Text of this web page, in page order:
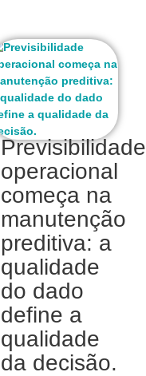
Previsibilidade
operacional
começa na
manutenção
preditiva: a
qualidade
do dado
define a
qualidade
da decisão.